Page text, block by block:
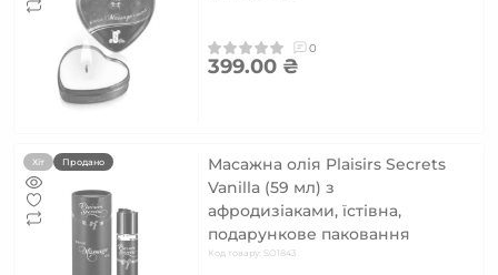
0
399.00 ₴
Хіт Продано
Масажна олія Plaisirs Secrets
Vanilla (59 мл) з
афродизіаками, їстівна,
подарункове паковання
Код товару: SO1843